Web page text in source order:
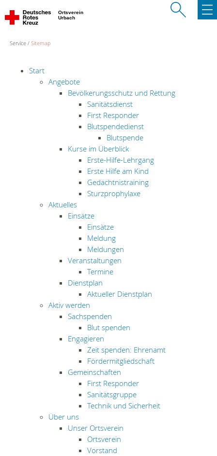
Ortsverein
Urbach
Service Sitemap
Start
Angebote
Bevölkerungsschutz und Rettung
Sanitätsdienst
First Responder
Blutspendedienst
Blutspende
Kurse im Überblick
Erste-Hilfe-Lehrgang
Erste Hilfe am Kind
Gedächtnistraining
Sturzprophylaxe
Aktuelles
Einsätze
Einsätze
Meldung
Meldungen
Veranstaltungen
Termine
Dienstplan
Aktueller Dienstplan
Aktiv werden
Sachspenden
Blut spenden
Engagieren
Zeit spenden: Ehrenamt
Fördermitgliedschaft
Gemeinschaften
First Responder
Sanitätsgruppe
Technik und Sicherheit
Über uns
Unser Ortsverein
Ortsverein
Vorstand